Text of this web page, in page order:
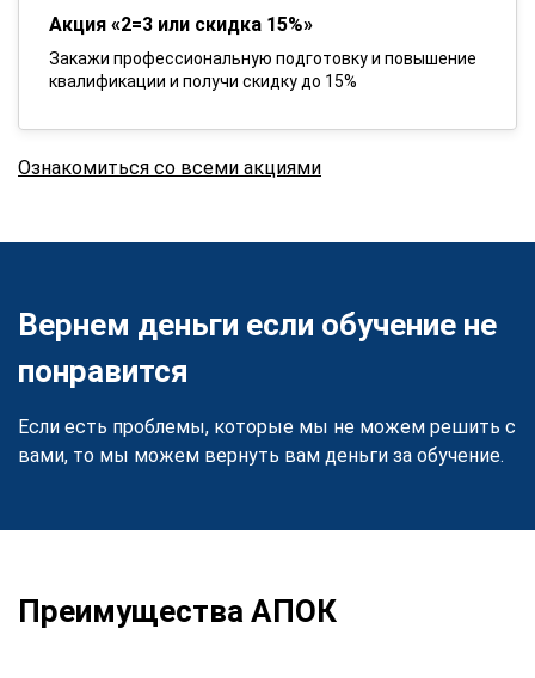
Акция «2=3 или скидка 15%»
Закажи профессиональную подготовку и повышение
квалификации и получи скидку до 15%
Ознакомиться со всеми акциями
Вернем деньги если обучение не
понравится
Если есть проблемы, которые мы не можем решить с
вами, то мы можем вернуть вам деньги за обучение.
Преимущества АПОК